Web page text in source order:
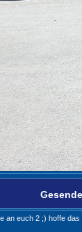
an euch 2 ;) hoffe das